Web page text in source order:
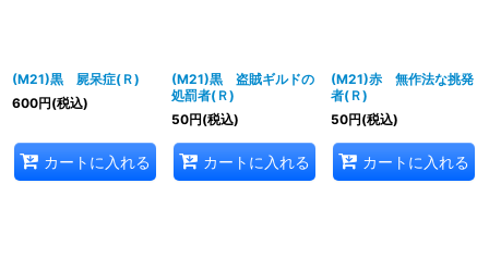
(M21)黒 屍呆症(Ｒ)
600円(税込)
カートに入れる
(M21)黒 盗賊ギルドの
処罰者(Ｒ)
50円(税込)
カートに入れる
(M21)赤 無作法な挑発
者(Ｒ)
50円(税込)
カートに入れる